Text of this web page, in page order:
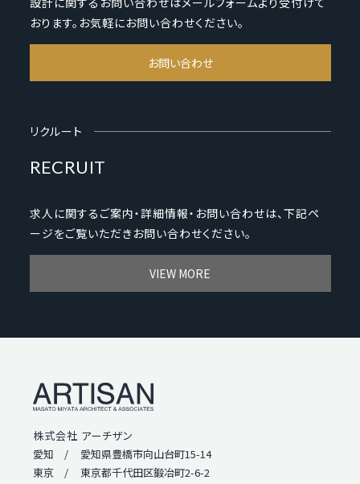
おります。お気軽にお問い合わせください。
お問い合わせ
リクルート
RECRUIT
求人に関するご案内・詳細情報・お問い合わせは、下記ペ
ージをご覧いただきお問い合わせください。
VIEW MORE
株式会社 アーチザン
愛知 /
愛知県豊橋市向山台町15-14
東京 /
東京都千代田区鍛冶町2-6-2